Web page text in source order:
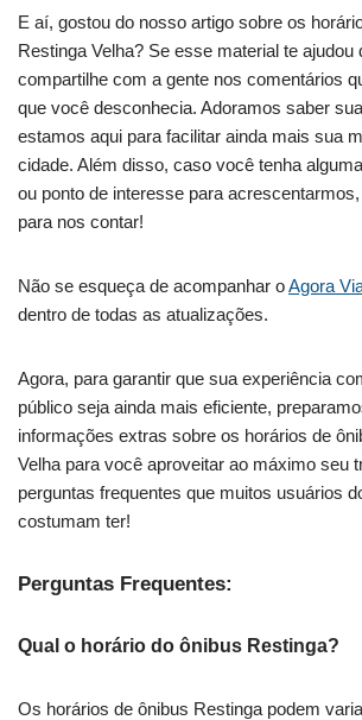
E aí, gostou do nosso artigo sobre os
Restinga Velha? Se esse material te ajudou
compartilhe com a gente nos comentários
que você desconhecia. Adoramos saber
estamos aqui para facilitar ainda mais sua
cidade. Além disso, caso você tenha
ou ponto de interesse para
para nos contar!
Não se esqueça de acompanhar oAgora
dentro de todas as atualizações.
Agora, para garantir que sua experiência
público seja ainda mais eficiente,
informações extras sobre os horários de
Velha para você aproveitar ao máximo seu
perguntas frequentes que muitos usuários
costumam ter!
Perguntas Frequentes:
Qual o horário do ônibus Restinga?
Os horários de ônibus Restinga podem